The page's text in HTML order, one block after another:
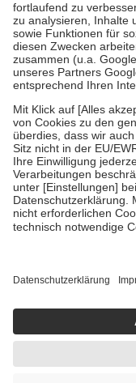
Diese Regeln gelten
Bei Heilmitteln und
Zuzahlung zehn
Verordnung.
Um das Engagement
stärken und die
fallenkeine
• Kindern und
mit Ausnahme der
• Untersuchungen zur
GKV getragen werden
• empfohlenen
• Harn- und
getroffen, um
https://
Einige Bilder und